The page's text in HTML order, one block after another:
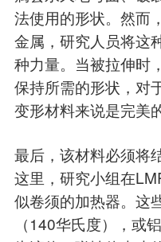
法使用的形状。然而
金属，研究人员将这
种力量。当被拉伸时
保持所需的形状，对
变形材料来说是完美的
最后，该材料必须将
这里，研究小组在
似卷须的加热器。这
（140华氏度），或